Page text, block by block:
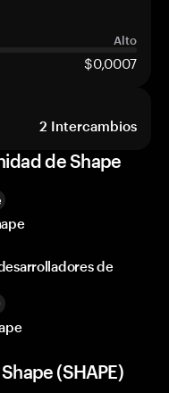
Alto
$0,0007
2 Intercambios
de Shape
de
(SHAPE)